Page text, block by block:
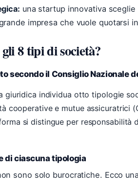
una startup innovativa
impresa che vuole quotarsi
8 tipi di società?
secondo il Consiglio Nazionale
giuridica individua otto tipologie
cooperative e mutue assicuratrici
si distingue per responsabilità
di ciascuna tipologia
sono solo burocratiche. Ecco